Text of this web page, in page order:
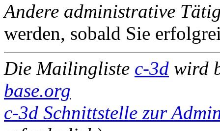
Andere administrative
werden, sobald Sie
Die Mailingliste c-3d wird
base.org
c-3d Schnittstelle zur